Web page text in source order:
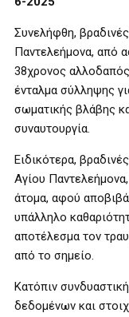
Συνελήφθη,
Παντελεήμονα, από
38χρονος
ένταλμα σύλληψης
σωματικής βλάβης
συναυτουργία.
Ειδικότερα,
Αγίου
άτομα, αφού
υπάλληλο
αποτέλεσμα τον
από το σημείο.
Κατόπιν
δεδομένων και